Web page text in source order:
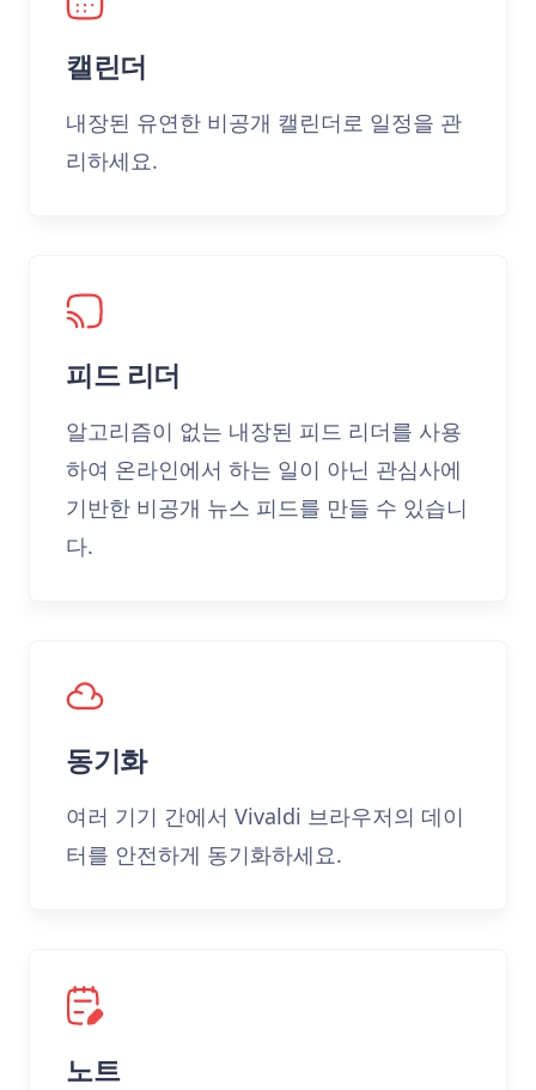
캘린더
내장된 유연한 비공개 캘린더로 일정을 관
리하세요.
피드 리더
알고리즘이 없는 내장된 피드 리더를 사용
하여 온라인에서 하는 일이 아닌 관심사에
기반한 비공개 뉴스 피드를 만들 수 있습니
다.
동기화
여러 기기 간에서 Vivaldi 브라우저의 데이
터를 안전하게 동기화하세요.
노트